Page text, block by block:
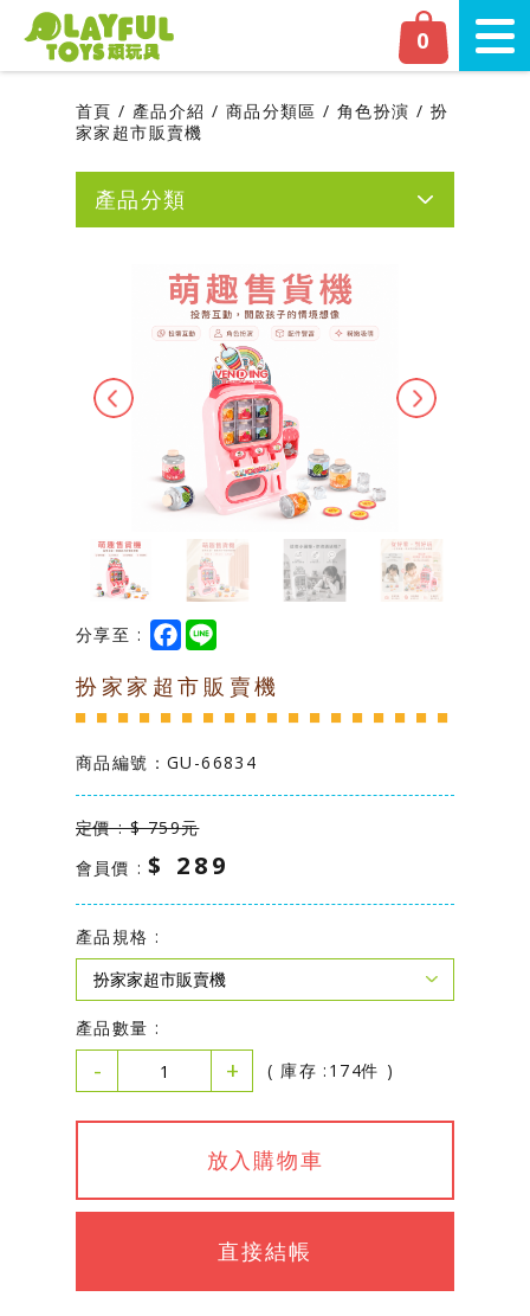
Playful Toys 頑‧玩具
切
0
首頁 產品介紹 商品分類區 角色扮演
扮
家家超市販賣機
產品分類
新品上市
嬰幼兒專區
學齡前專區
商品分類區
台灣製造專區
學校幼教專區
分享至 :
F
a
e
b
o
k
e
扮家家超市販賣機
商品編號： GU-66834
定價 : $ 759元
會員價 :$ 289
產品規格 :
產品數量 :
- + ( 庫存 :174件 )
放入購物車
直接結帳